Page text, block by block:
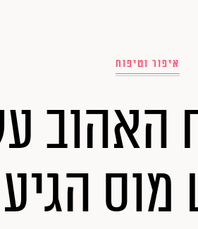
איפור וטיפוח
האהוב
מוס